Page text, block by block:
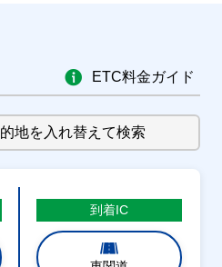
地を入れ替えて検索
ETC料金ガイド
到着IC